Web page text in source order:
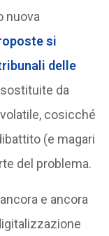
nuova
si
delle
da
cosicché
(e magari
del problema.
e ancora